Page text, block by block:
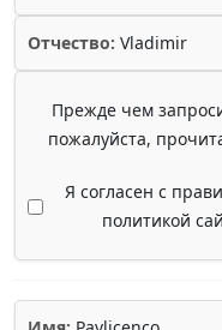
Отчество: Vladimir
Прежде чем
пожалуйста,
Я согласен с
политикой